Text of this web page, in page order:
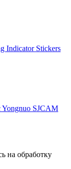
Indicator Stickers
Yongnuo SJCAM
на обработку